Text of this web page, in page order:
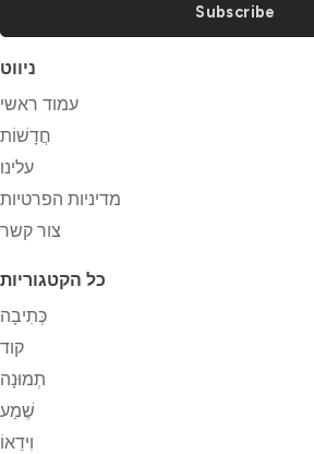
Subscribe
ניווט
עמוד ראשי
חֲדָשׁוֹת
עלינו
מדיניות הפרטיות
צור קשר
כל הקטגוריות
כְּתִיבָה
קוד
תְמוּנָה
שֶׁמַע
וִידֵאוֹ